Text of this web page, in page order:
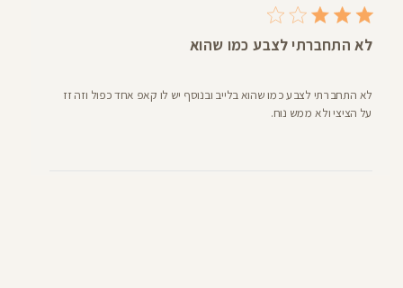
לא התחברתי לצבע כמו שהוא
לא התחברתי לצבע כמו שהוא בלייב ובנוסף יש לו קאפ אחד כפול וזה זז
על הציצי ולא ממש נוח.